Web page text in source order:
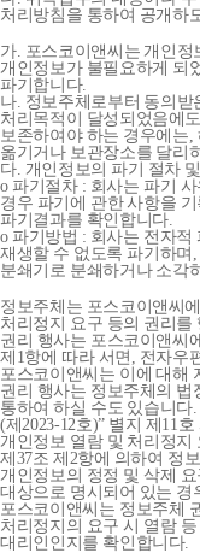
처리방침을 통하여 공개하
가. 포스코이앤씨는 개인
개인정보가 불필요하게 되
파기합니다.
나. 정보주체로부터 동의
처리목적이 달성되었음에
보존하여야 하는 경우에는
옮기거나 보관장소를 달리
다. 개인정보의 파기 절차
o 파기절차 : 회사는 파기
경우 파기에 관한 사항을
파기결과를 확인합니다.
o 파기방법 : 회사는 전자적
재생할 수 없도록 파기하며
분쇄기로 분쇄하거나 소각
정보주체는 포스코이앤씨
처리정지 요구 등의 권리를
권리 행사는 포스코이앤씨
제1항에 따라 서면, 전자우
포스코이앤씨는 이에 대해
권리 행사는 정보주체의
통하여 하실 수도 있습니다
(제2023-12호)” 별지 제11
개인정보 열람 및 처리정지
제37조 제2항에 의하여 정
개인정보의 정정 및 삭제
대상으로 명시되어 있는 경
포스코이앤씨는 정보주체
처리정지의 요구 시 열람
대리인인지를 확인합니다.